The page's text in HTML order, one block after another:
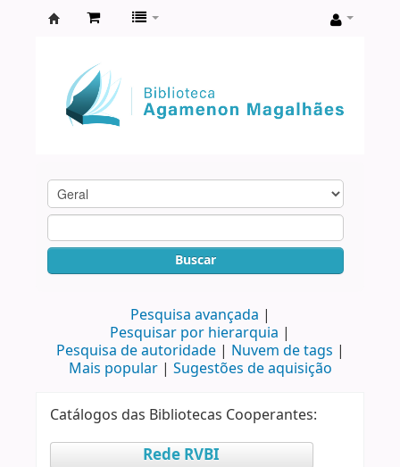
Agamenon
Magalhães
Buscar
Pesquisa avançada
Pesquisar por hierarquia
Pesquisa de autoridade
Nuvem de tags
Mais popular
Sugestões de aquisição
Catálogos das Bibliotecas Cooperantes:
Rede RVBI